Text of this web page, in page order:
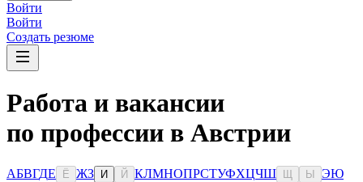
Войти
Войти
Создать резюме
Работа и вакансии
по профессии в Австрии
АБВГДЕ Ё ЖЗ И Й КЛМНОПРСТУФХЦЧШ Ы ЭЮ